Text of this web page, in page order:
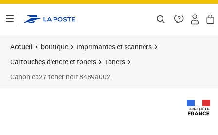
Accueil boutique
Imprimantes et scanners
Cartouches d'encre et toners
Toners
Canon ep27 toner noir 8489a002